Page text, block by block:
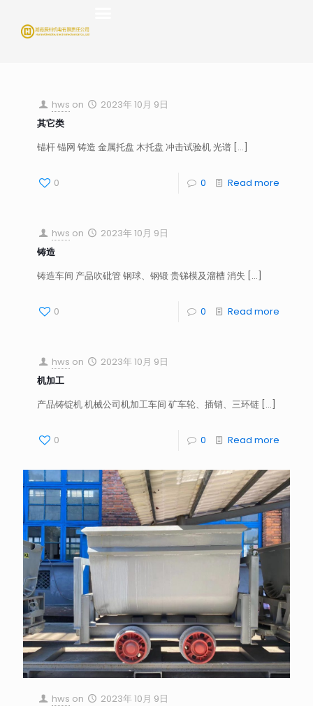
hws on
2023年 10月 9日
其它类
锚杆 锚网 铸造 金属托盘 木托盘 冲击试验机 光谱 […]
0 0 Read more
hws on
2023年 10月 9日
铸造
铸造车间 产品吹砒管 钢球、钢锻 贵锑模及溜槽 消失 […]
0 0 Read more
hws on
2023年 10月 9日
机加工
产品铸锭机 机械公司机加工车间 矿车轮、插销、三环链 […]
0 0 Read more
hws on
2023年 10月 9日